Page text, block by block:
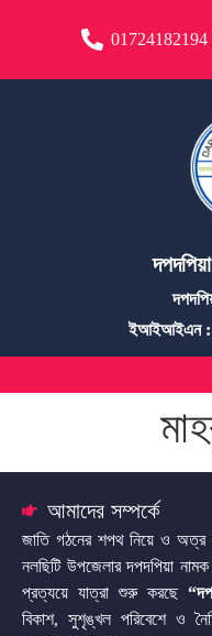
01724182194
ইআইআইএন :
আমাদের সম্পর্কে
জাতি গঠনের শপথ নিয়ে ও অত্র
নলছিটি উপজেলার দপদপিয়া
প্রত্যয়ে যাত্রা শুরু করছে
বিকাশ, সুশৃঙ্খল পরিবেশে ও